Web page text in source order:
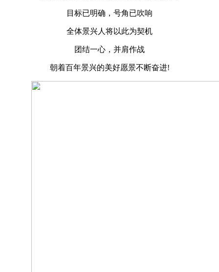
目标已明确，号角已吹响
全体景兴人将以此为契机
团结一心，并肩作战
朝着百年景兴的美好愿景不断奋进!